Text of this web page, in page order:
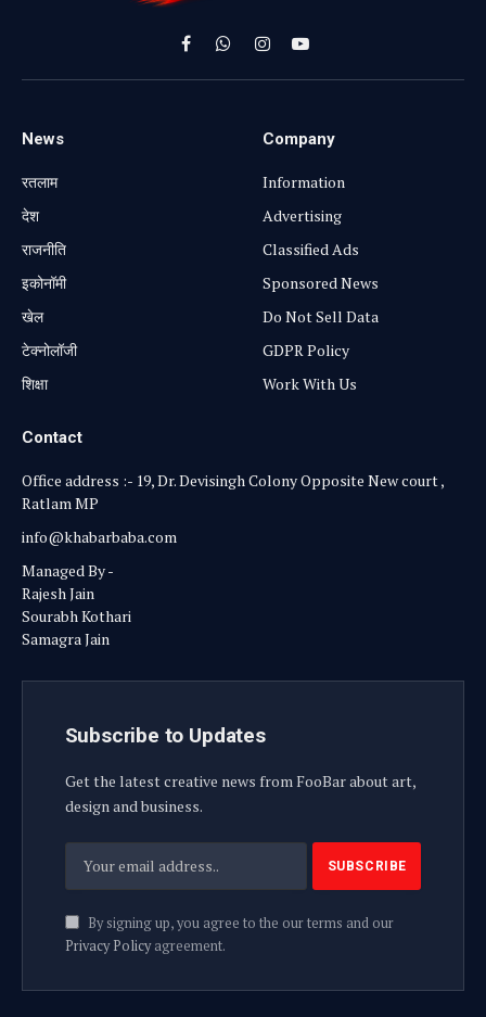
FacebookWhatsApp
InstagramYouTube
News
रतलाम
⁠देश
राजनीति
⁠इकोनॉमी
खेल
टेक्नोलॉजी
शिक्षा
Company
Information
Advertising
Classified Ads
Sponsored News
Do Not Sell Data
GDPR Policy
Work With Us
Contact
Office address :- 19, Dr. Devisingh Colony Opposite New court ,
Ratlam MP
info@khabarbaba.com
Managed By -
Rajesh Jain
Sourabh Kothari
Samagra Jain
Subscribe to Updates
Get the latest creative news from FooBar about art,
design and business.
By signing up, you agree to the our terms and our
Privacy Policyagreement.